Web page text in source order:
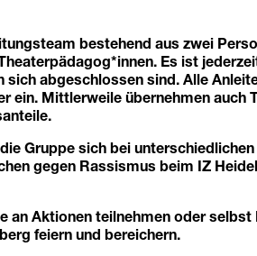
bestehend aus zwei
Es ist
sich abgeschlossen sind. Alle
ein. Mittlerweile übernehmen auch
Gruppe sich bei
gegen Rassismus beim IZ
an Aktionen teilnehmen oder selbst
feiern und bereichern.